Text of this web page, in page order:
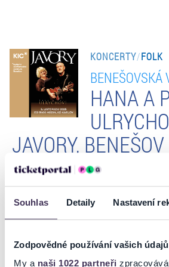
Souhlas Detaily Nastavení
Zodpovědné používání vašich údajů
My a naši 1022 partneři
KONCERTY/FOLK
BENEŠOVSKÁ
HANA A
JAVORY, BENEŠOV
VSTUPENKY